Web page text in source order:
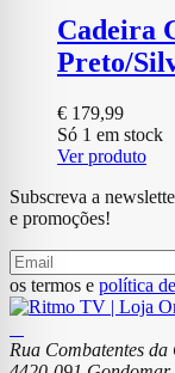
Cadeira
Preto/
€ 179,99
Só 1 em stock
Ver produto
Subscreva a
e promoções!
os termos e política
Rua Combatentes